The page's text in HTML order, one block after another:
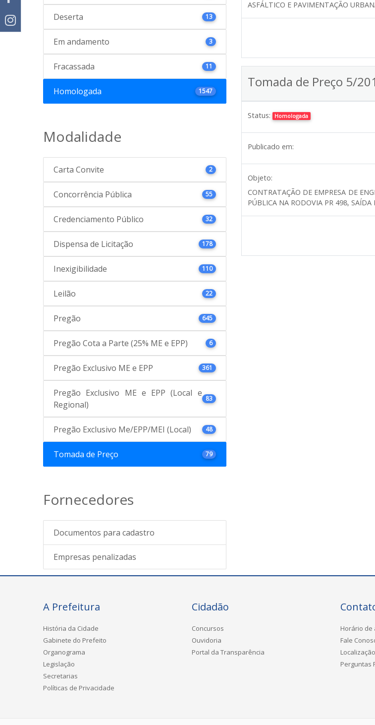
Deserta 13
Em andamento 3
Fracassada 11
Homologada 1547
Modalidade
Carta Convite 2
Concorrência Pública 55
Credenciamento Público 32
Dispensa de Licitação 178
Inexigibilidade 110
Leilão 22
Pregão 645
Pregão Cota a Parte (25% ME e EPP) 6
Pregão Exclusivo ME e EPP 361
Pregão Exclusivo ME e EPP (Local e
Regional)
83
Pregão Exclusivo Me/EPP/MEI (Local) 48
Tomada de Preço 79
Fornecedores
Documentos para cadastro
Empresas penalizadas
ASFÁLTICO E PAVIMENTAÇÃO
Tomada de Preço 5/
Status: Homologada
Publicado em:
Objeto:
CONTRATAÇÃO DE EMPRESA DE
PÚBLICA NA RODOVIA PR 498,
A Prefeitura
História da Cidade
Gabinete do Prefeito
Organograma
Legislação
Secretarias
Políticas de Privacidade
Cidadão
Concursos
Ouvidoria
Portal da Transparência
Horário de
Fale
Localização
Perguntas